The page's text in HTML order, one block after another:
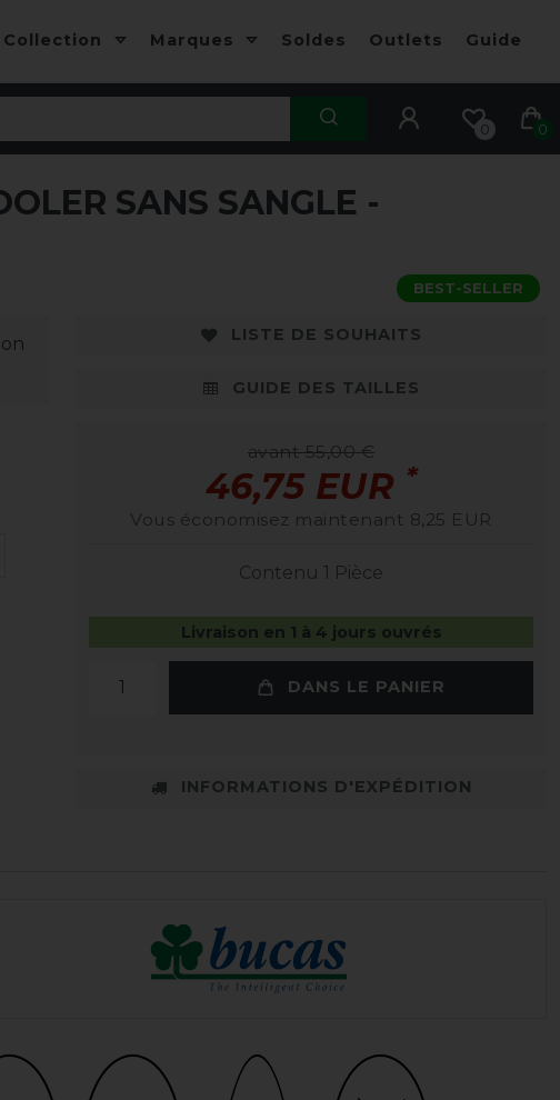
Collection Marques Soldes Outlets Guide
0 0
SANS SANGLE -
BEST-SELLER
LISTE DE SOUHAITS
GUIDE DES TAILLES
avant 55,00 €
46,75 EUR *
Vous économisez maintenant 8,25 EUR
Contenu 1 Pièce
Livraison en 1 à 4 jours ouvrés
DANS LE PANIER
INFORMATIONS D'EXPÉDITION